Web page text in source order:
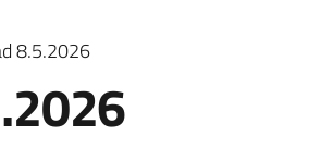
8.5.2026